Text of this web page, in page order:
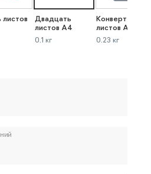
Двадцать
листов А4
0.1 кг
Конверт до 40
листов А4
0.23 кг